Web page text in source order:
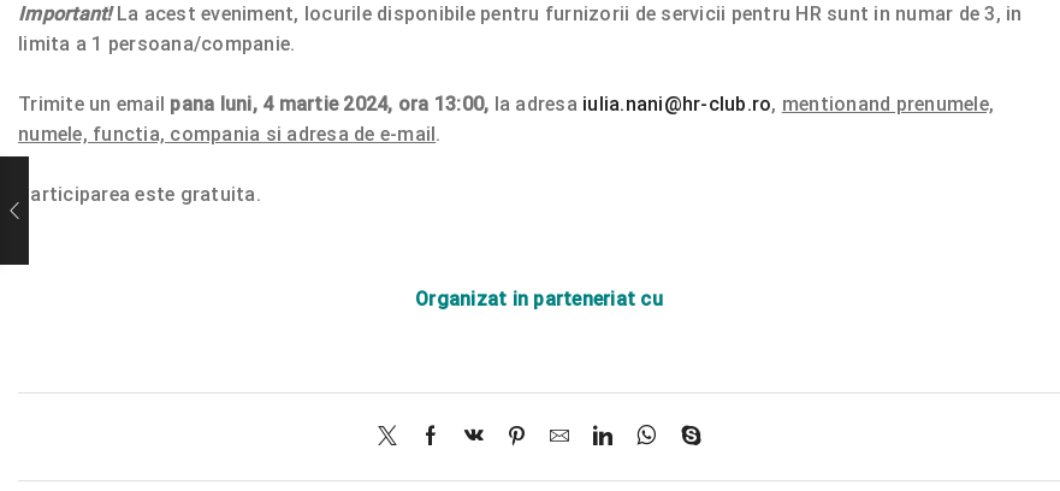
Important!La acest eveniment, locurile disponibile pentru furnizorii de servicii pentru HR sunt in numar de 3, in
limita a 1 persoana/companie.
Trimite un email pana luni, 4 martie 2024, ora 13:00, la adresa iulia.nani@hr-club.ro, mentionand prenumele,
numele, functia, compania si adresa de e-mail .
Participarea este gratuita.
Organizat in parteneriat cu